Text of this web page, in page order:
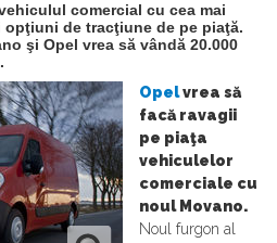
comercial cu cea mai
opţiuni de tracţiune de pe piaţă.
şi Opel vrea să vândă 20.000
Opelvrea să
facă ravagii
pe piaţa
vehiculelor
comerciale cu
noul Movano.
Noul furgon al